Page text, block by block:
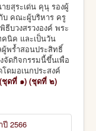
สุระเด่น คุนุ รองผู้
บ คณะผู้บริหาร ครู
บวงสรวงองค์ พระ
คนิค และเป็นวัน
พร้ำสอนประสิทธิ์
จัดกิจกรรมนี้ขึ้นเพื่อ
ดมอเนกประสงค์
(ชุดที่ ๑) (ชุดที่ ๒)
2566